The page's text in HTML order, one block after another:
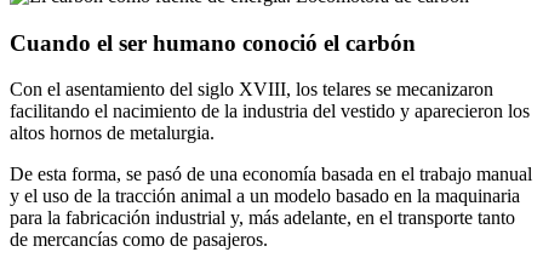
Cuando el ser humano conoció el carbón
Con el asentamiento del siglo XVIII, los telares se mecanizaron
facilitando el nacimiento de la industria del vestido y aparecieron los
altos hornos de metalurgia.
De esta forma, se pasó de una economía basada en el trabajo manual
y el uso de la tracción animal a un modelo basado en la maquinaria
para la fabricación industrial y, más adelante, en el transporte tanto
de mercancías como de pasajeros.